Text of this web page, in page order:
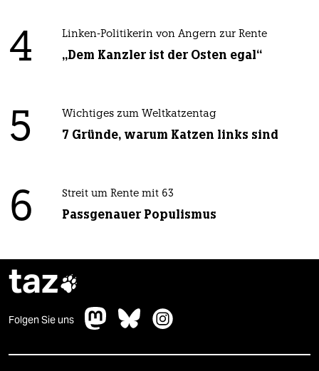
4 Linken-Politikerin von Angern zur Rente
„Dem Kanzler ist der Osten egal“
5 Wichtiges zum Weltkatzentag
7 Gründe, warum Katzen links sind
6 Streit um Rente mit 63
Passgenauer Populismus
taz
Folgen Sie uns